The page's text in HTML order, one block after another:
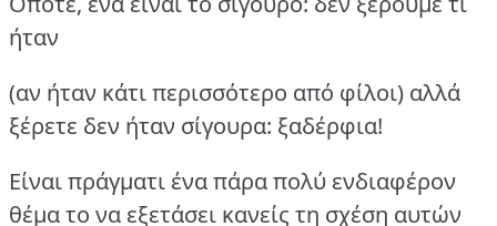
ήταν
(αν ήταν κάτι περισσότερο από φίλοι) αλλά
ξέρετε δεν ήταν σίγουρα: ξαδέρφια!
Είναι πράγματι ένα πάρα πολύ ενδιαφέρον
θέμα το να εξετάσει κανείς τη σχέση αυτών